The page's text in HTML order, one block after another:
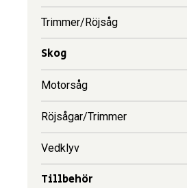
Trimmer/Röjsåg
Skog
Motorsåg
Röjsågar/Trimmer
Vedklyv
Tillbehör